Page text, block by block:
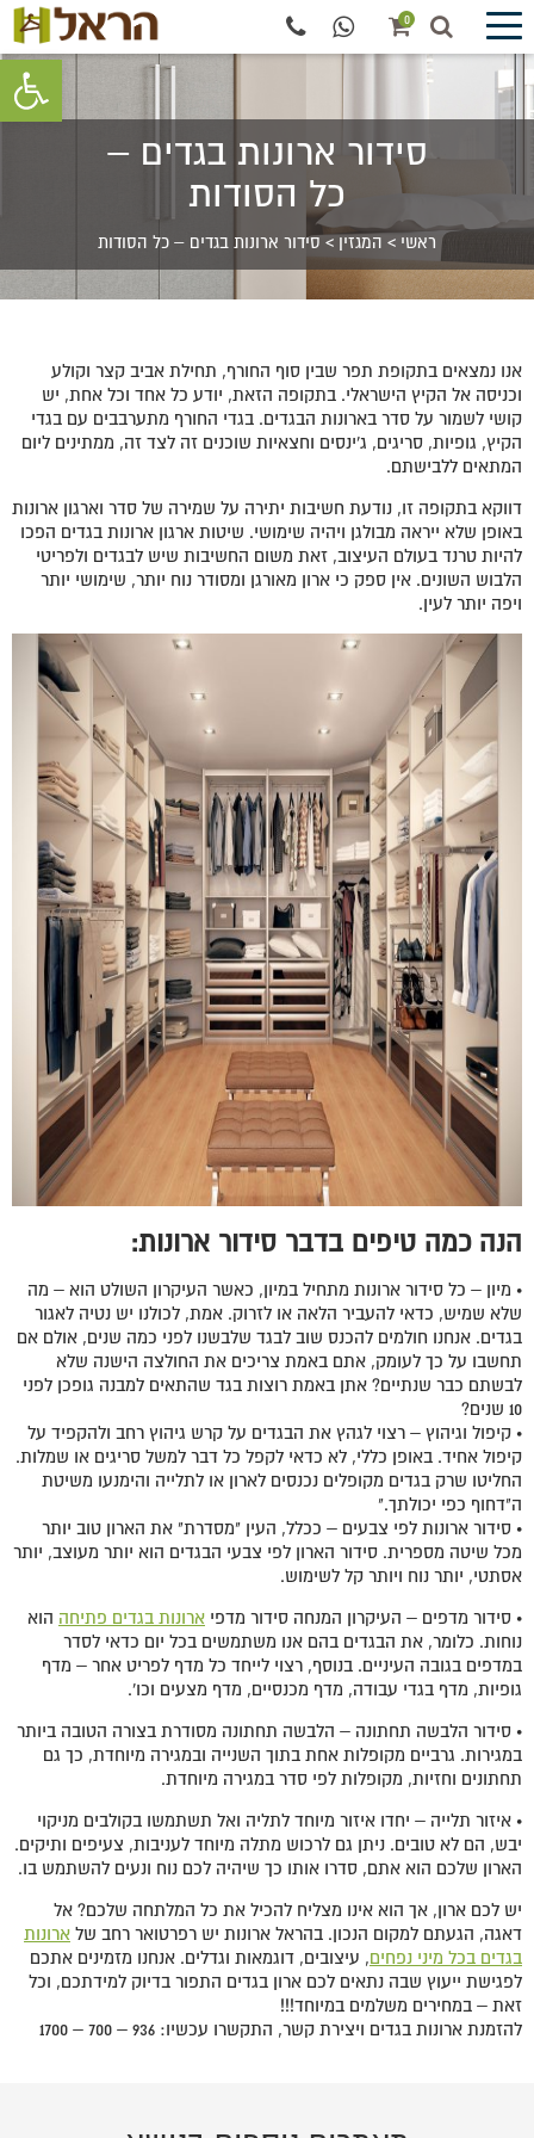
פתח
0
סידור ארונות בגדים –
כל הסודות
ראשי > המגזין > סידור ארונות בגדים – כל הסודות
אנו נמצאים בתקופת תפר שבין סוף החורף, תחילת אביב קצר וקולע
וכניסה אל הקיץ הישראלי. בתקופה הזאת, יודע כל אחד וכל אחת, יש
קושי לשמור על סדר בארונות הבגדים. בגדי החורף מתערבבים עם בגדי
הקיץ, גופיות, סריגים, ג'ינסים וחצאיות שוכנים זה לצד זה, ממתינים ליום
המתאים ללבישתם.
דווקא בתקופה זו, נודעת חשיבות יתירה על שמירה של סדר וארגון ארונות
באופן שלא ייראה מבולגן ויהיה שימושי. שיטות ארגון ארונות בגדים הפכו
להיות טרנד בעולם העיצוב, זאת משום החשיבות שיש לבגדים ולפריטי
הלבוש השונים. אין ספק כי ארון מאורגן ומסודר נוח יותר, שימושי יותר
ויפה יותר לעין.
הנה כמה טיפים בדבר סידור ארונות:
• מיון – כל סידור ארונות מתחיל במיון, כאשר העיקרון השולט הוא – מה
שלא שמיש, כדאי להעביר הלאה או לזרוק. אמת, לכולנו יש נטיה לאגור
בגדים. אנחנו חולמים להכנס שוב לבגד שלבשנו לפני כמה שנים, אולם אם
תחשבו על כך לעומק, אתם באמת צריכים את החולצה הישנה שלא
לבשתם כבר שנתיים? אתן באמת רוצות בגד שהתאים למבנה גופכן לפני
10 שנים?
• קיפול וגיהוץ – רצוי לגהץ את הבגדים על קרש גיהוץ רחב ולהקפיד על
קיפול אחיד. באופן כללי, לא כדאי לקפל כל דבר למשל סריגים או שמלות.
החליטו שרק בגדים מקופלים נכנסים לארון או לתלייה והימנעו משיטת
ה"דחוף כפי יכולתך."
• סידור ארונות לפי צבעים – ככלל, העין "מסדרת" את הארון טוב יותר
מכל שיטה מספרית. סידור הארון לפי צבעי הבגדים הוא יותר מעוצב, יותר
אסתטי, יותר נוח ויותר קל לשימוש.
• סידור מדפים – העיקרון המנחה סידור מדפי ארונות בגדים פתיחה הוא
נוחות. כלומר, את הבגדים בהם אנו משתמשים בכל יום כדאי לסדר
במדפים בגובה העיניים. בנוסף, רצוי לייחד כל מדף לפריט אחר – מדף
גופיות, מדף בגדי עבודה, מדף מכנסיים, מדף מצעים וכו'.
• סידור הלבשה תחתונה – הלבשה תחתונה מסודרת בצורה הטובה ביותר
במגירות. גרביים מקופלות אחת בתוך השנייה ובמגירה מיוחדת, כך גם
תחתונים וחזיות, מקופלות לפי סדר במגירה מיוחדת.
• איזור תלייה – יחדו איזור מיוחד לתליה ואל תשתמשו בקולבים מניקוי
יבש, הם לא טובים. ניתן גם לרכוש מתלה מיוחד לעניבות, צעיפים ותיקים.
הארון שלכם הוא אתם, סדרו אותו כך שיהיה לכם נוח ונעים להשתמש בו.
יש לכם ארון, אך הוא אינו מצליח להכיל את כל המלתחה שלכם? אל
דאגה, הגעתם למקום הנכון. בהראל ארונות יש רפרטואר רחב של ארונות
בגדים בכל מיני נפחים, עיצובים, דוגמאות וגדלים. אנחנו מזמינים אתכם
לפגישת ייעוץ שבה נתאים לכם ארון בגדים התפור בדיוק למידתכם, וכל
זאת – במחירים משלמים במיוחד!!!
להזמנת ארונות בגדים ויצירת קשר, התקשרו עכשיו: 936 – 700 – 1700